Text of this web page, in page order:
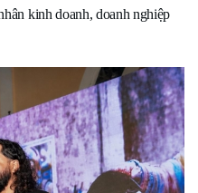
kinh doanh, doanh nghiệp